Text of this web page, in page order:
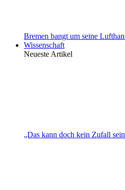
Bremen bangt um seine
Wissenschaft
Neueste Artikel
„Das kann doch kein Zufall